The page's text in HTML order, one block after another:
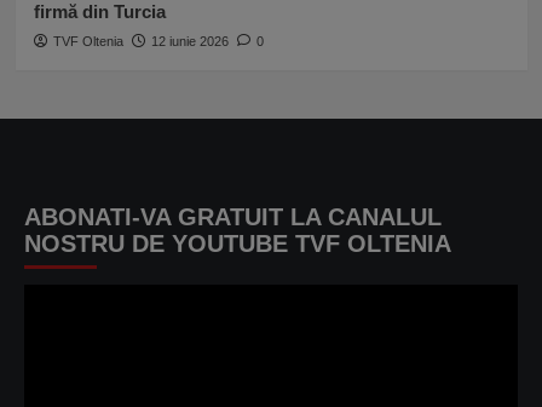
firmă din Turcia
TVF Oltenia 12 iunie 2026 0
ABONATI-VA GRATUIT LA CANALUL
NOSTRU DE YOUTUBE TVF OLTENIA